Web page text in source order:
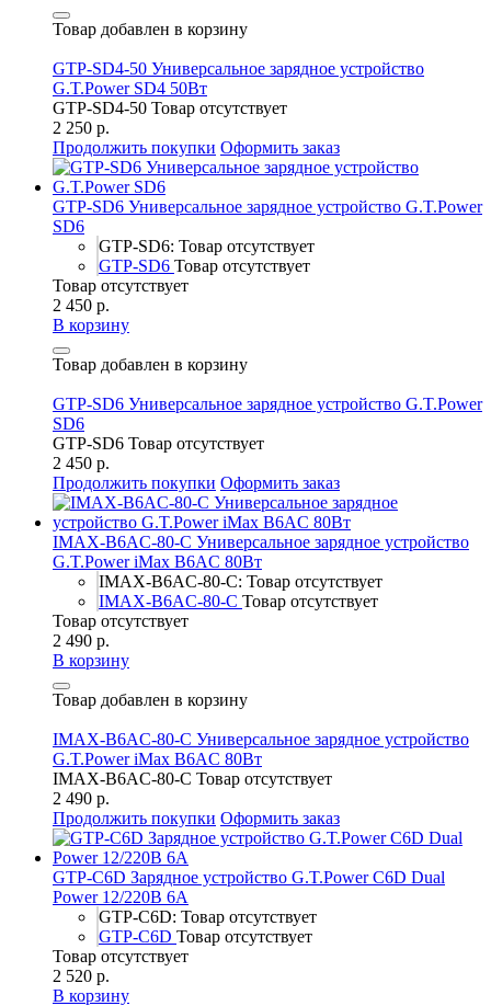
Товар добавлен в корзину
GTP-SD4-50 Универсальное зарядное устройство
G.T.Power SD4 50Вт
GTP-SD4-50 Товар отсутствует
2 250 р.
Продолжить покупки Оформить заказ
GTP-SD6 Универсальное зарядное устройство G.T.Power
SD6
GTP-SD6: Товар отсутствует
GTP-SD6 Товар отсутствует
Товар отсутствует
2 450 р.
В корзину
Товар добавлен в корзину
GTP-SD6 Универсальное зарядное устройство G.T.Power
SD6
GTP-SD6 Товар отсутствует
2 450 р.
Продолжить покупки Оформить заказ
IMAX-B6AC-80-C Универсальное зарядное устройство
G.T.Power iMax B6AC 80Вт
IMAX-B6AC-80-C: Товар отсутствует
IMAX-B6AC-80-C Товар отсутствует
Товар отсутствует
2 490 р.
В корзину
Товар добавлен в корзину
IMAX-B6AC-80-C Универсальное зарядное устройство
G.T.Power iMax B6AC 80Вт
IMAX-B6AC-80-C Товар отсутствует
2 490 р.
Продолжить покупки Оформить заказ
GTP-C6D Зарядное устройство G.T.Power C6D Dual
Power 12/220В 6A
GTP-C6D: Товар отсутствует
GTP-C6D Товар отсутствует
Товар отсутствует
2 520 р.
В корзину